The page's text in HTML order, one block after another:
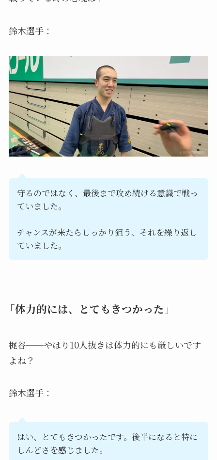
鈴木選手：
守るのではなく、最後まで攻め続ける意識で戦っ
ていました。
チャンスが来たらしっかり狙う、それを繰り返し
ていました。
「体力的には、とてもきつかった」
梶谷──やはり10人抜きは体力的にも厳しいです
よね？
鈴木選手：
はい、とてもきつかったです。後半になると特に
しんどさを感じました。